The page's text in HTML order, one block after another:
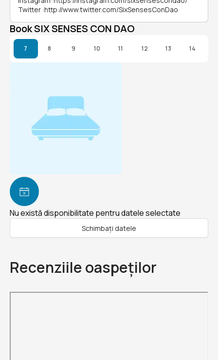
Twitter :http://www.twitter.com/SixSensesConDao
Book SIX SENSES CON DAO
7 8 9 10 11 12 13 14
Nu există disponibilitate pentru datele selectate
Schimbați datele
Recenziile oaspeților